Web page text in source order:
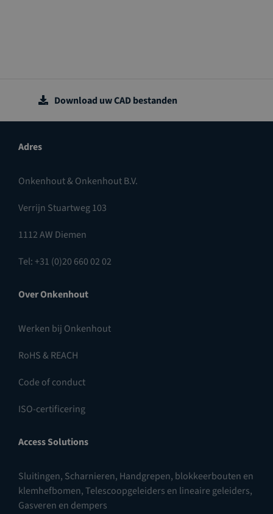
Download uw CAD bestanden
Adres
Onkenhout & Onkenhout B.V.
Verrijn Stuartweg 103
1112 AW Diemen
Tel: +31 (0)20 660 02 02
Over Onkenhout
Werken bij Onkenhout
RoHS & REACH
Code of conduct
ISO-certificering
Access Solutions
Sluitingen, Scharnieren, Handgrepen, blokkeerbouten en
klemhefbomen,Telescoopgeleiders en lineaire geleiders,
Gasveren en dempers